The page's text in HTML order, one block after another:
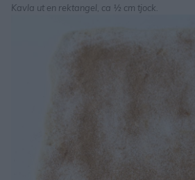
Kavla ut en rektangel, ca ½ cm tjock.